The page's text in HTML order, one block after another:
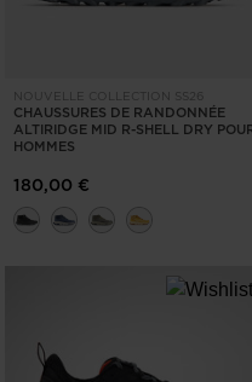
NOUVELLE COLLECTION SS26
CHAUSSURES DE RANDONNÉE
ALTIRIDGE MID R-SHELL DRY
HOMMES
180,00 €